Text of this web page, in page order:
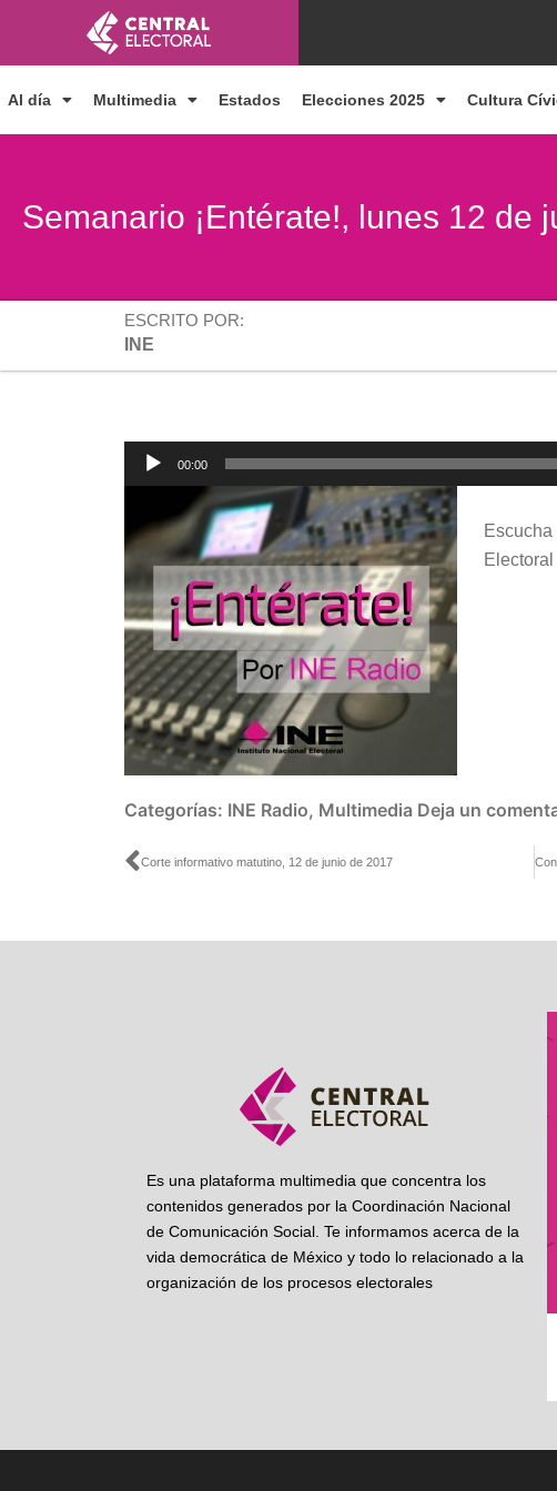
contenido
Al día Multimedia Estados Elecciones 2025 Cultura
Semanario ¡Entérate!, lunes 12 de
ESCRITO POR:
INE
Reproductor
de
00:00
Categorías: INE Radio, Multimedia Deja un
Ant
Corte informativo matutino, 12 de junio de 2017
Es una plataforma multimedia que concentra los
contenidos generados por la Coordinación Nacional
de Comunicación Social. Te informamos acerca de la
vida democrática de México y todo lo relacionado a la
organización de los procesos electorales